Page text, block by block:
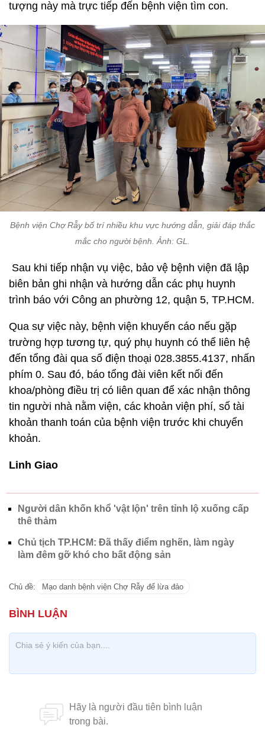
tượng này mà trực tiếp đến bệnh viện tìm con.
Bệnh viện Chợ Rẫy bố trí nhiều khu vực hướng dẫn, giải đáp thắc
mắc cho người bệnh. Ảnh: GL.
Sau khi tiếp nhận vụ việc, bảo vệ bệnh viện đã lập
biên bản ghi nhận và hướng dẫn các phụ huynh
trình báo với Công an phường 12, quận 5, TP.HCM.
Qua sự việc này, bệnh viện khuyến cáo nếu gặp
trường hợp tương tự, quý phụ huynh có thể liên hệ
đến tổng đài qua số điện thoại 028.3855.4137, nhấn
phím 0. Sau đó, báo tổng đài viên kết nối đến
khoa/phòng điều trị có liên quan để xác nhận thông
tin người nhà nằm viện, các khoản viện phí, số tài
khoản thanh toán của bệnh viện trước khi chuyển
khoản.
Linh Giao
Người dân khốn khổ 'vật lộn' trên tỉnh lộ xuống cấp
thê thảm
Chủ tịch TP.HCM: Đã thấy điểm nghẽn, làm ngày
làm đêm gỡ khó cho bất động sản
Chủ đề: Mạo danh bệnh viện Chợ Rẫy để lừa đảo